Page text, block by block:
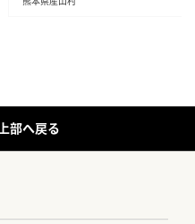
部へ戻る